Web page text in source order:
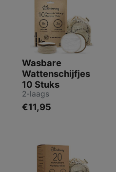
Wasbare
Wattenschijfjes
10 Stuks
2-laags
€11,95